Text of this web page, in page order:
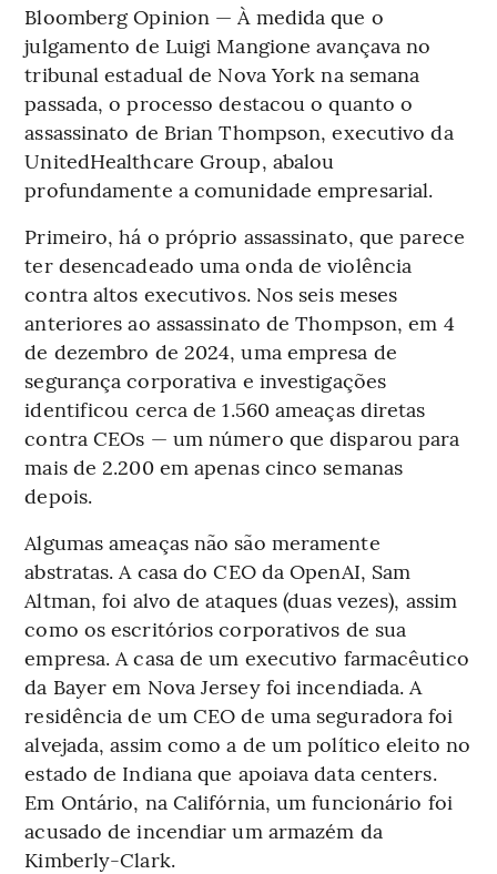
Bloomberg Opinion — À medida que o
julgamento de Luigi Mangione avançava no
tribunal estadual de Nova York na semana
passada, o processo destacou o quanto o
assassinato de Brian Thompson, executivo da
UnitedHealthcare Group, abalou
profundamente a comunidade empresarial.
Primeiro, há o próprio assassinato, que parece
ter desencadeado uma onda de violência
contra altos executivos. Nos seis meses
anteriores ao assassinato de Thompson, em 4
de dezembro de 2024, uma empresa de
segurança corporativa e investigações
identificou cerca de 1.560 ameaças diretas
contra CEOs — um número que disparou para
mais de 2.200 em apenas cinco semanas
depois.
Algumas ameaças não são meramente
abstratas. A casa do CEO da OpenAI, Sam
Altman, foi alvo de ataques (duas vezes), assim
como os escritórios corporativos de sua
empresa. A casa de um executivo farmacêutico
da Bayer em Nova Jersey foi incendiada. A
residência de um CEO de uma seguradora foi
alvejada, assim como a de um político eleito no
estado de Indiana que apoiava data centers.
Em Ontário, na Califórnia, um funcionário foi
acusado de incendiar um armazém da
Kimberly-Clark.